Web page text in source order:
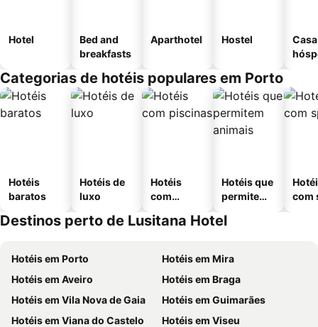
Hotel
Bed and
breakfasts
Aparthotel Hostel
Categorias de hotéis populares em Porto
Hotéis
baratos
Hotéis de
luxo
Hotéis
com
Hotéis que
permitem
com
Destinos perto de Lusitana Hotel
Hotéis em Porto
Hotéis em Mira
Hotéis em Aveiro
Hotéis em Braga
Hotéis em Vila Nova de Gaia
Hotéis em Guimarães
Hotéis em Viana do Castelo
Hotéis em Viseu